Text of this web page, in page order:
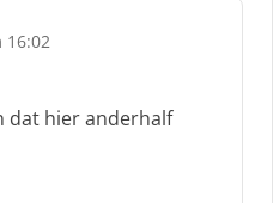
16:02
dat hier anderhalf